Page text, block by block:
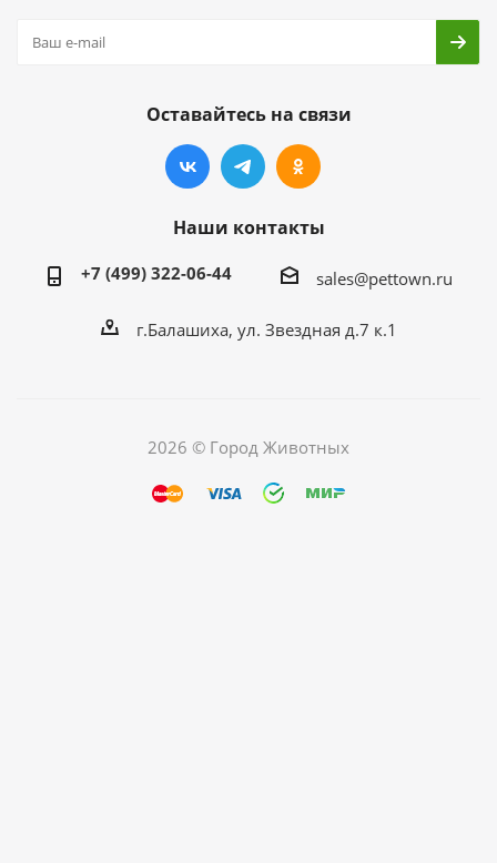
Оставайтесь на связи
Наши контакты
+7 (499) 322-06-44 sales@pettown.ru
г.Балашиха, ул. Звездная д.7 к.1
2026 © Город Животных